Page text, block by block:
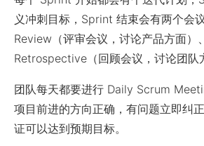
义冲刺目标，Sprint 结束会有两个会
Review（评审会议，讨论产品方面）
Retrospective（回顾会议，讨论团队
团队每天都要进行 Daily Scrum
项目前进的方向正确，有问题立即纠
证可以达到预期目标。